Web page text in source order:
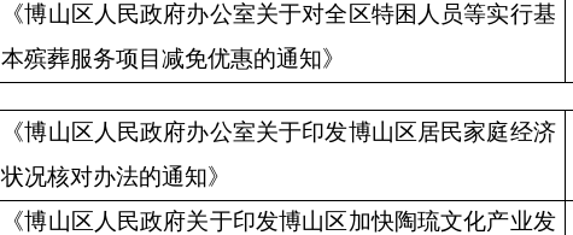
《博山区人民政府办公室关于对全区特困人员等实行基
本殡葬服务项目减免优惠的通知》
《博山区人民政府办公室关于印发博山区居民家庭经济
状况核对办法的通知》
《博山区人民政府关于印发博山区加快陶琉文化产业发